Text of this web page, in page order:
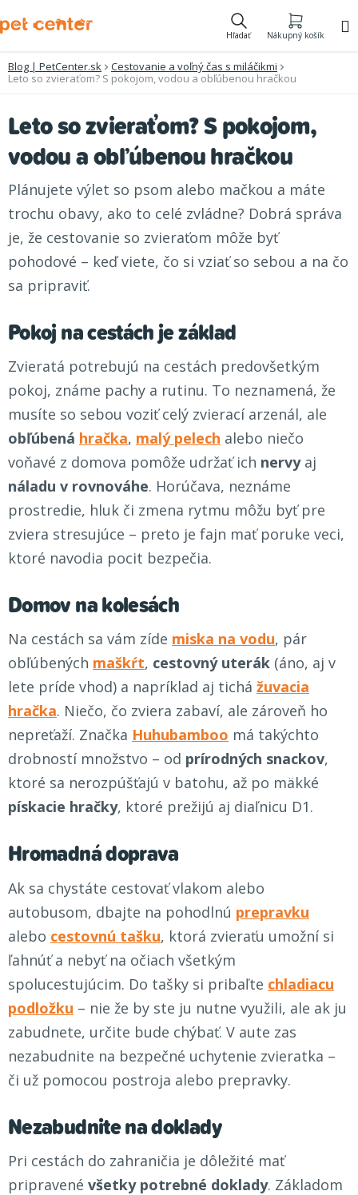
na
Hľadať Nákupný košík
Blog | PetCenter.sk
Cestovanie a voľný čas s miláčikmi
Leto so zvieraťom? S pokojom, vodou a obľúbenou hračkou
Leto so zvieraťom? S pokojom,
vodou a obľúbenou hračkou
Plánujete výlet so psom alebo mačkou a máte
trochu obavy, ako to celé zvládne? Dobrá správa
je, že cestovanie so zvieraťom môže byť
pohodové – keď viete, čo si vziať so sebou a na čo
sa pripraviť.
Pokoj na cestách je základ
Zvieratá potrebujú na cestách predovšetkým
pokoj, známe pachy a rutinu. To neznamená, že
musíte so sebou voziť celý zvierací arzenál, ale
obľúbená hračka, malý pelech alebo niečo
voňavé z domova pomôže udržať ich nervyaj
náladu v rovnováhe. Horúčava, neznáme
prostredie, hluk či zmena rytmu môžu byť pre
zviera stresujúce – preto je fajn mať poruke veci,
ktoré navodia pocit bezpečia.
Domov na kolesách
Na cestách sa vám zíde miska na vodu, pár
obľúbených maškŕt, cestovný uterák (áno, aj v
lete príde vhod) a napríklad aj tichá žuvacia
hračka. Niečo, čo zviera zabaví, ale zároveň ho
nepreťaží. Značka Huhubamboo má takýchto
drobností množstvo – od prírodných snackov,
ktoré sa nerozpúšťajú v batohu, až po mäkké
pískacie hračky, ktoré prežijú aj diaľnicu D1.
Hromadná doprava
Ak sa chystáte cestovať vlakom alebo
autobusom, dbajte na pohodlnú prepravku
alebo cestovnú tašku, ktorá zvieraťu umožní si
ľahnúť a nebyť na očiach všetkým
spolucestujúcim. Do tašky si pribaľte chladiacu
podložku – nie že by ste ju nutne využili, ale ak ju
zabudnete, určite bude chýbať. V aute zas
nezabudnite na bezpečné uchytenie zvieratka –
či už pomocou postroja alebo prepravky.
Nezabudnite na doklady
Pri cestách do zahraničia je dôležité mať
pripravené všetky potrebné doklady. Základom